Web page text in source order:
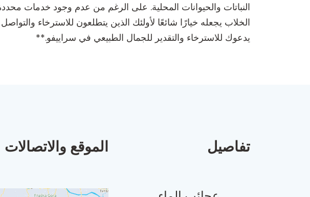
النباتات والحيوانات المحلية. على الرغم من عدم وجود خدمات
الخلاب يجعله خيارًا شائعًا لأولئك الذين يتطلعون للاسترخاء
يدعوك للاسترخاء والتقدير للجمال الطبيعي في سراييفو.**
تفاصيل الموقع والاتصالات